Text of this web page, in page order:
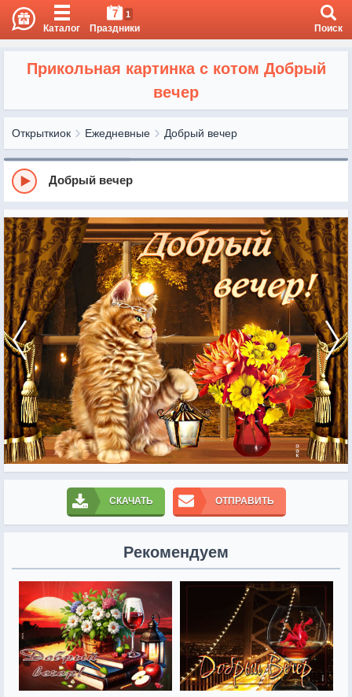
Каталог
7 1
Праздники Поиск
Прикольная картинка с котом Добрый
вечер
Открыткиок Ежедневные Добрый вечер
Добрый вечер
СКАЧАТЬ ОТПРАВИТЬ
Рекомендуем